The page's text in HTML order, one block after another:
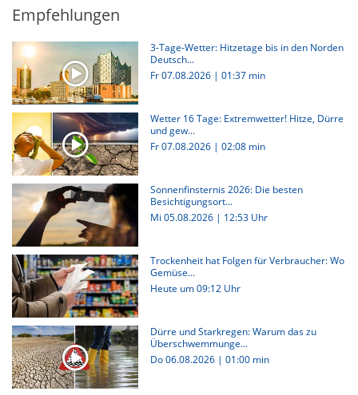
Empfehlungen
3-Tage-Wetter: Hitzetage bis in den Norden
Deutsch...
Fr 07.08.2026 |01:37 min
Wetter 16 Tage: Extremwetter! Hitze, Dürre
und gew...
Fr 07.08.2026 |02:08 min
Sonnenfinsternis 2026: Die besten
Besichtigungsort...
Mi 05.08.2026 | 12:53 Uhr
Trockenheit hat Folgen für Verbraucher: Wo
Gemüse...
Heute um 09:12 Uhr
Dürre und Starkregen: Warum das zu
Überschwemmunge...
Do 06.08.2026 |01:00 min